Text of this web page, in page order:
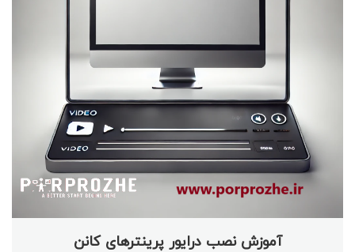
آموزش نصب درایور پرینترهای کانن